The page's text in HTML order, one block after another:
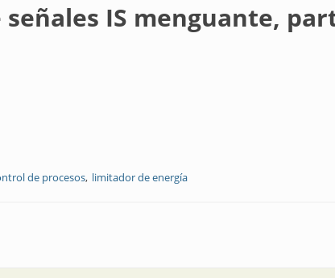
IS menguante,
de procesos limitador de energía
parte 4